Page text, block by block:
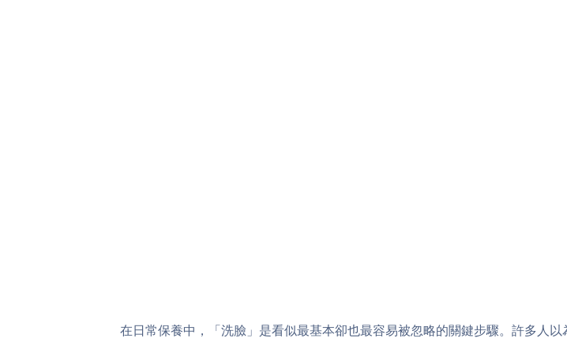
在日常保養中，「洗臉」是看似最基本卻也最容易被忽略的關鍵步驟。許多人